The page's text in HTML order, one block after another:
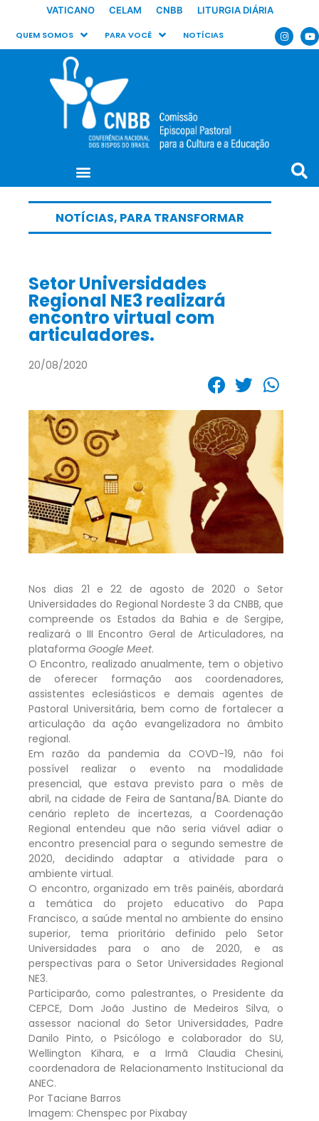
VATICANO CELAM CNBB LITURGIA DIÁRIA
QUEM SOMOS PARA VOCÊ NOTÍCIAS
NOTÍCIAS, PARA TRANSFORMAR
Setor Universidades
Regional NE3 realizará
encontro virtual com
articuladores.
20/08/2020
Nos dias 21 e 22 de agosto de 2020 o Setor
Universidades do Regional Nordeste 3 da CNBB, que
compreende os Estados da Bahia e de Sergipe,
realizará o III Encontro Geral de Articuladores, na
plataforma Google Meet.
O Encontro, realizado anualmente, tem o objetivo
de oferecer formação aos coordenadores,
assistentes eclesiásticos e demais agentes de
Pastoral Universitária, bem como de fortalecer a
articulação da ação evangelizadora no âmbito
regional.
Em razão da pandemia da COVD-19, não foi
possível realizar o evento na modalidade
presencial, que estava previsto para o mês de
abril, na cidade de Feira de Santana/BA. Diante do
cenário repleto de incertezas, a Coordenação
Regional entendeu que não seria viável adiar o
encontro presencial para o segundo semestre de
2020, decidindo adaptar a atividade para o
ambiente virtual.
O encontro, organizado em três painéis, abordará
a temática do projeto educativo do Papa
Francisco, a saúde mental no ambiente do ensino
superior, tema prioritário definido pelo Setor
Universidades para o ano de 2020, e as
perspectivas para o Setor Universidades Regional
NE3.
Participarão, como palestrantes, o Presidente da
CEPCE, Dom João Justino de Medeiros Silva, o
assessor nacional do Setor Universidades, Padre
Danilo Pinto, o Psicólogo e colaborador do SU,
Wellington Kihara, e a Irmã Claudia Chesini,
coordenadora de Relacionamento Institucional da
ANEC.
Por Taciane Barros
Imagem: Chenspec por Pixabay